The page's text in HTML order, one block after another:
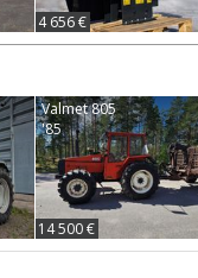
4 656 €
Valmet 805
'85
14 500 €